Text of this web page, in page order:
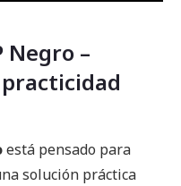
Negro –
está pensado para
solución práctica